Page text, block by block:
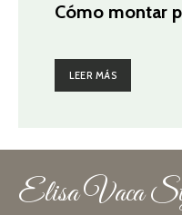
Cómo montar
LEER MÁS
Elisa Vaca